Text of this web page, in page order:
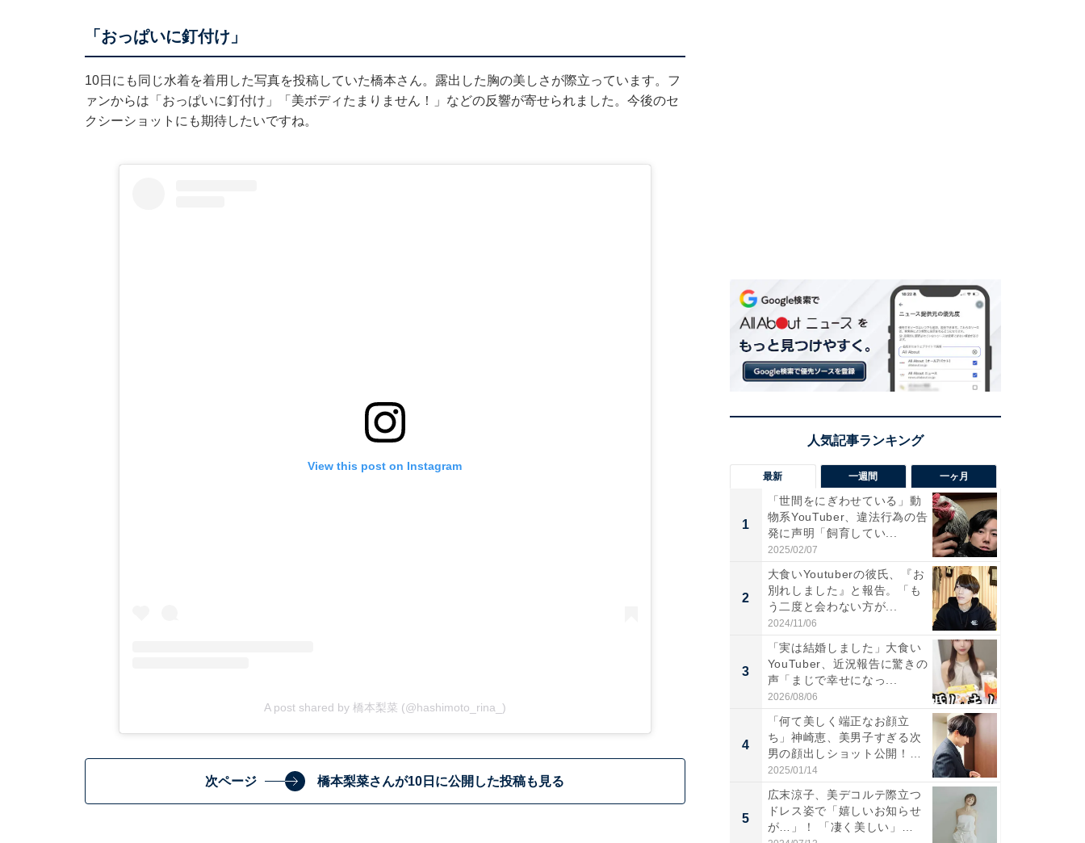
「おっぱいに釘付け」
10日にも同じ水着を着用した写真を投稿していた橋本さん。露出した胸の美しさが際立っています。フ
ァンからは「おっぱいに釘付け」「美ボディたまりません！」などの反響が寄せられました。今後のセ
クシーショットにも期待したいですね。
View this post on Instagram
A post shared by 橋本梨菜 (@hashimoto_rina_)
次ページ 橋本梨菜さんが10日に公開した投稿も見る
最新 一週間 一ヶ月
1
「世間をにぎわせている」動
物系YouTuber、違法行為の告
発に声明「飼育してい...
2025/02/07
2
大食いYoutuberの彼氏、『お
別れしました』と報告。「も
う二度と会わない方が...
2024/11/06
3
「実は結婚しました」大食い
YouTuber、近況報告に驚きの
声「まじで幸せになっ...
2026/08/06
4
「何て美しく端正なお顔立
ち」神崎恵、美男子すぎる次
男の顔出しショット公開！
「め...
2025/01/14
5
広末涼子、美デコルテ際立つ
ドレス姿で「嬉しいお知らせ
が…」！ 「凄く美しい」